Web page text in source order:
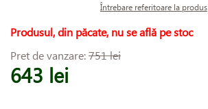
Întrebare referitoare la produs
Produsul, din păcate, nu se află pe stoc
Pret de vanzare:751 lei
643 lei